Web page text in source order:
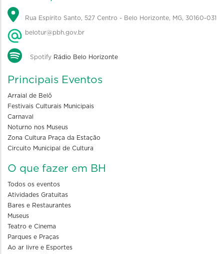
Rua Espírito Santo, 527 Centro - Belo Horizonte, MG, 30160-031
belotur@pbh.gov.br
Spotify Rádio Belo Horizonte
Principais Eventos
Arraial de Belô
Festivais Culturais Municipais
Carnaval
Noturno nos Museus
Zona Cultura Praça da Estação
Circuito Municipal de Cultura
O que fazer em BH
Todos os eventos
Atividades Gratuitas
Bares e Restaurantes
Museus
Teatro e Cinema
Parques e Praças
Ao ar livre e Esportes